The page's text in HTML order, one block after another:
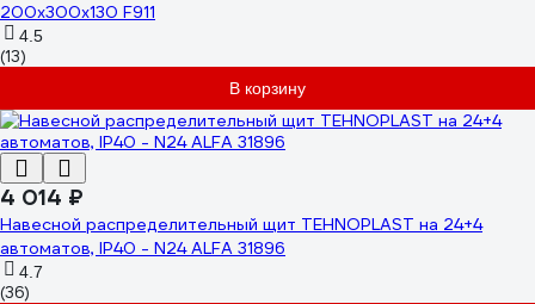
200x300x130 F911
4.5
(13)
В корзину
4 014 ₽
Навесной распределительный щит TEHNOPLAST на 24+4
автоматов, IP40 - N24 ALFA 31896
4.7
(36)